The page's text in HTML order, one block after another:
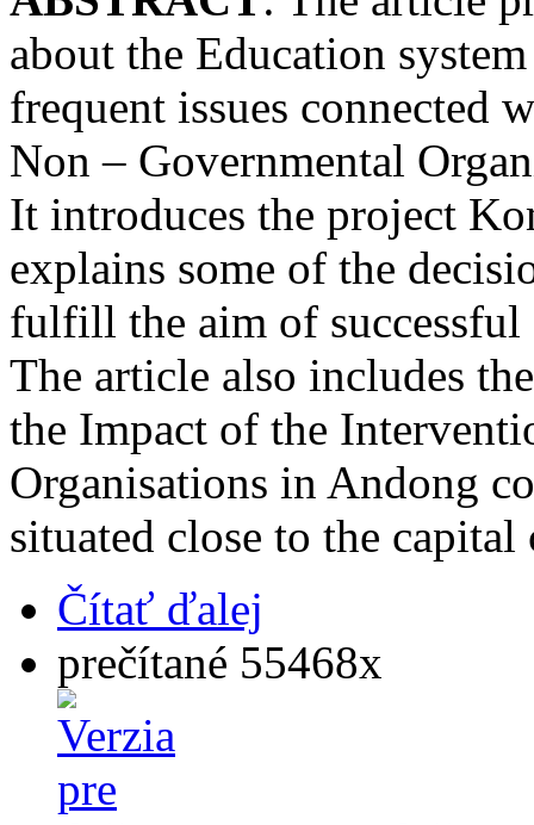
about the Education
frequent issues connected
Non – Governmental
It introduces the project
explains some of the
fulfill the aim of successful
The article also includes
the Impact of the
Organisations in Andong
situated close to the
Čítať ďalej
prečítané 55468x